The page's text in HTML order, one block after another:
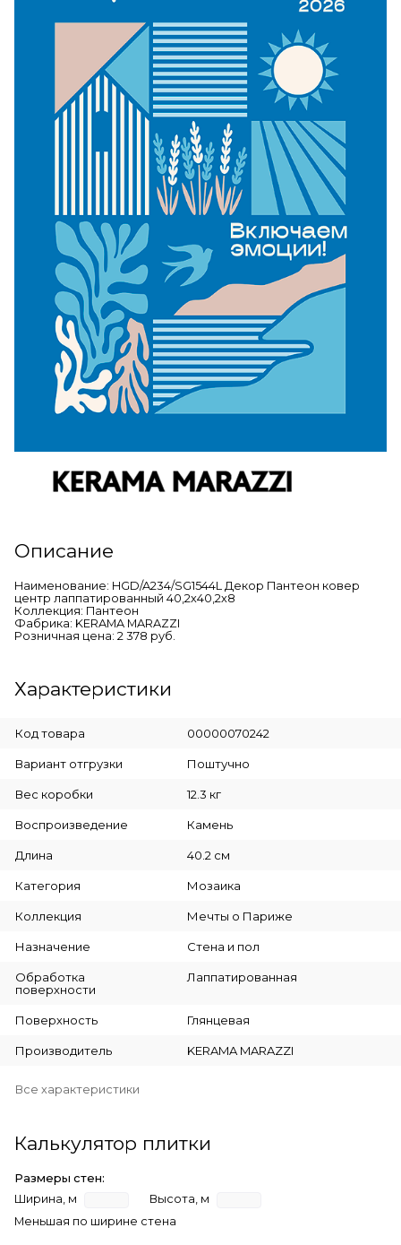
Описание
Наименование: HGD/A234/SG1544L Декор Пантеон ковер
центр лаппатированный 40,2х40,2х8
Коллекция: Пантеон
Фабрика: KERAMA MARAZZI
Розничная цена: 2 378 руб.
Характеристики
Код товара 00000070242
Вариант отгрузки Поштучно
Вес коробки 12.3 кг
Воспроизведение Камень
Длина 40.2 см
Категория Мозаика
Коллекция Мечты о Париже
Назначение Стена и пол
Обработка
поверхности
Лаппатированная
Поверхность Глянцевая
Производитель KERAMA MARAZZI
Все характеристики
Калькулятор плитки
Размеры стен:
Ширина, м
Высота, м
Меньшая по ширине стена